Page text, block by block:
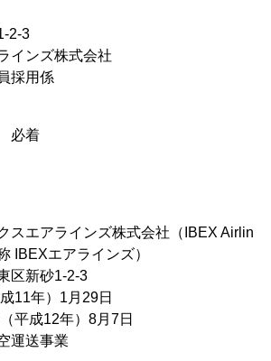
2-3
インズ株式会社
採用係
必着
スエアラインズ株式会社（IBEX Airlin
IBEXエアラインズ）
区新砂1-2-3
11年）1月29日
平成12年）8月7日
運送事業